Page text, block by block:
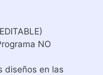
NO
diseños en las